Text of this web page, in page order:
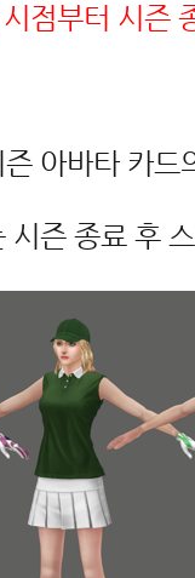
점부터 시즌
아바타 카
시즌 종료 후